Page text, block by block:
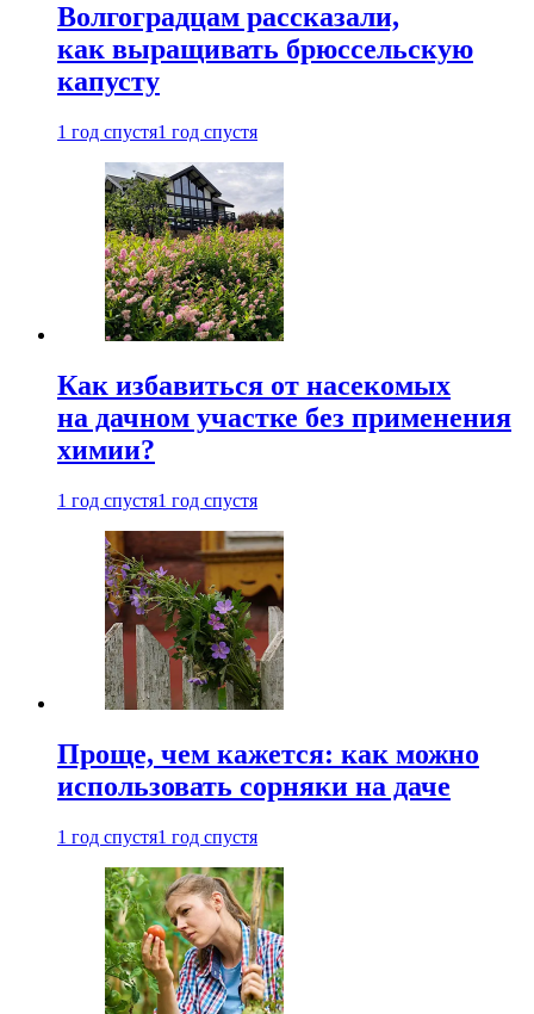
Волгоградцам рассказали,
как выращивать брюссельскую
капусту
1 год спустя1 год спустя
Как избавиться от насекомых
на дачном участке без применения
химии?
1 год спустя1 год спустя
Проще, чем кажется: как можно
использовать сорняки на даче
1 год спустя1 год спустя